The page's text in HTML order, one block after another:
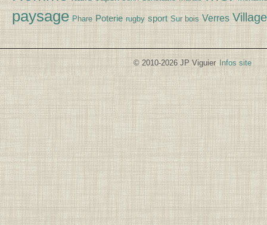
paysage Phare Poterie rugby sport Sur bois Verres Village
© 2010-2026 JP Viguier Infos site